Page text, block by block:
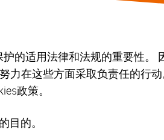
的适用法律和法规的重要性。
力在这些方面采取负责任的行
政策。
目的。